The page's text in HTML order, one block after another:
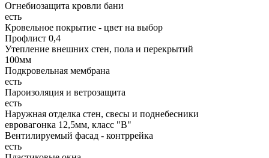
Огнебиозащита кровли бани
есть
Кровельное покрытие - цвет на выбор
Профлист 0,4
Утепление внешних стен, пола и перекрытий
100мм
Подкровельная мембрана
есть
Пароизоляция и ветрозащита
есть
Наружная отделка стен, свесы и поднебесники
евровагонка 12,5мм, класс "В"
Вентилируемый фасад - контррейка
есть